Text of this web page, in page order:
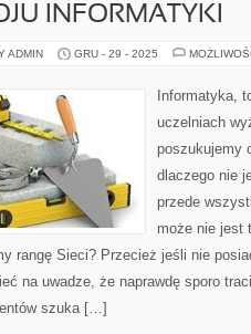
INFORMATYKI
ADMIN GRU - 29 - 2025
Informatyka,
uczelniach
poszukujemy
dlaczego nie
przede
może nie jest
rangę Sieci? Przecież jeśli nie
na uwadze, że naprawdę sporo
szuka […]